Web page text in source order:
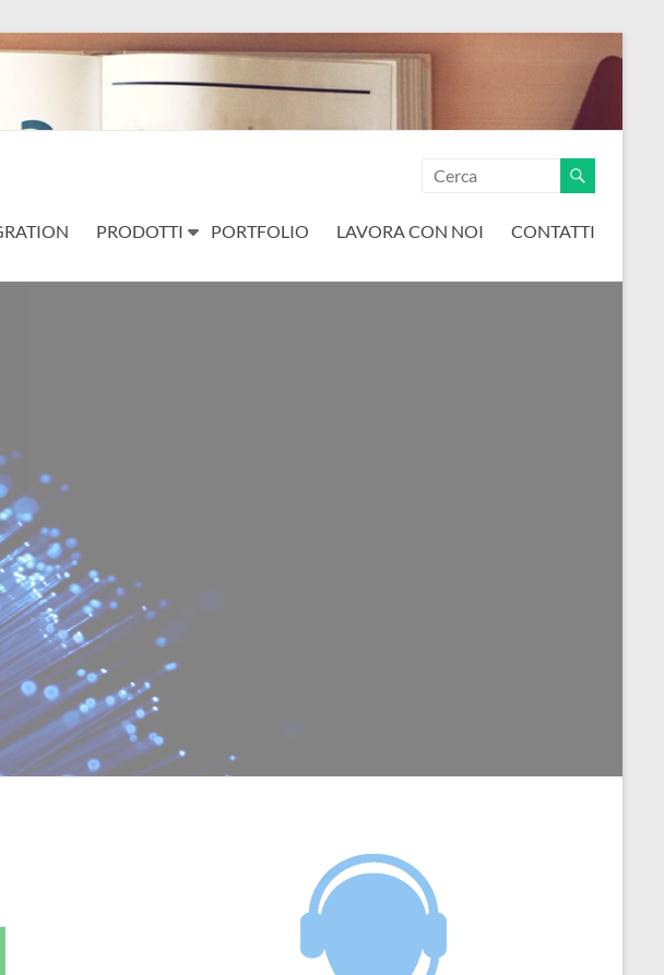
PRODOTTI PORTFOLIO LAVORA CON NOI CONTATTI